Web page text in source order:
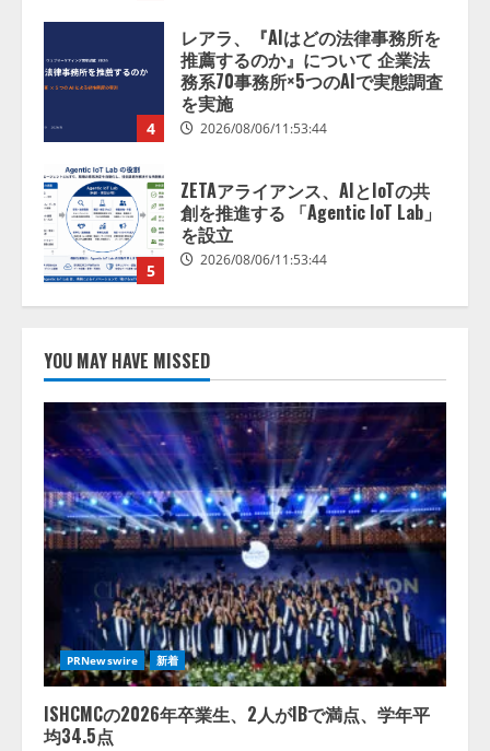
5
ZETAアライアンス、AIとIoTの共
創を推進する 「Agentic IoT Lab」
を設立
2026/08/06/11:53:44
1
AI駆動開発の推進に向けて
「TinhVan Technologies JSC.」と業
務提携
2026/08/06/14:54:32
2
レビCM公開！ 新オプション！ AI
が組織の業務実態を分析し労務改
善を支援。 藤原竜也メイキング
動画公開 「もしAIが自分を分析し
たら、すぐ休めと言われる自信が
ある」「昨年の夏はカブトムシを
捕まえたり、虫と戦ったり…」
2026/08/06/14:54:31
3
アシストAIテラス、ガバナンス機
能を備えたAIエージェントプラッ
トフォーム「QueryPie AIP」を提
供開始
2026/08/06/11:53:44
レアラ、『AIはどの法律事務所を
推薦するのか』について 企業法
務系70事務所×5つのAIで実態調査
を実施
YOU MAY HAVE MISSED
PRNewswire 新着
ISHCMCの2026年卒業生、2人がIBで満点、学年平
均34.5点